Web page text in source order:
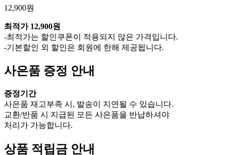
12,900원
최적가 12,900원
-최적가는 할인쿠폰이 적용되지 않은 가격입니다.
-기본할인 외 할인은 회원에 한해 제공됩니다.
사은품 증정 안내
증정기간
사은품 재고부족 시, 발송이 지연될 수 있습니다.
교환/반품 시 지급된 모든 사은품을 반납하셔야
처리가 가능합니다.
상품 적립금 안내